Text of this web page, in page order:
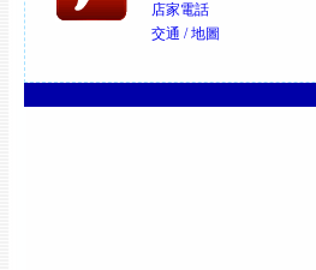
店家電話
交通 / 地圖